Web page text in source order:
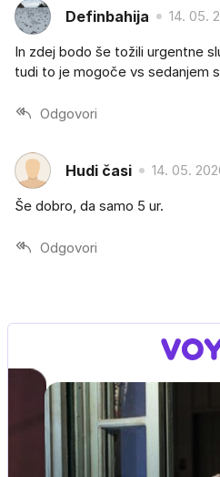
Definbahija 14. 05.
In zdej bodo še tožili urgentne
tudi to je mogoče vs sedanjem
Odgovori
Hudi časi 14. 05.
Še dobro, da samo 5 ur.
Odgovori